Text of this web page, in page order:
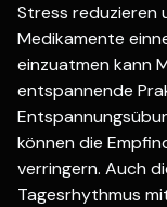
Stress reduzieren
Medikamente
einzuatmen kann
entspannende
können die
verringern. Auch
Tagesrhythmus